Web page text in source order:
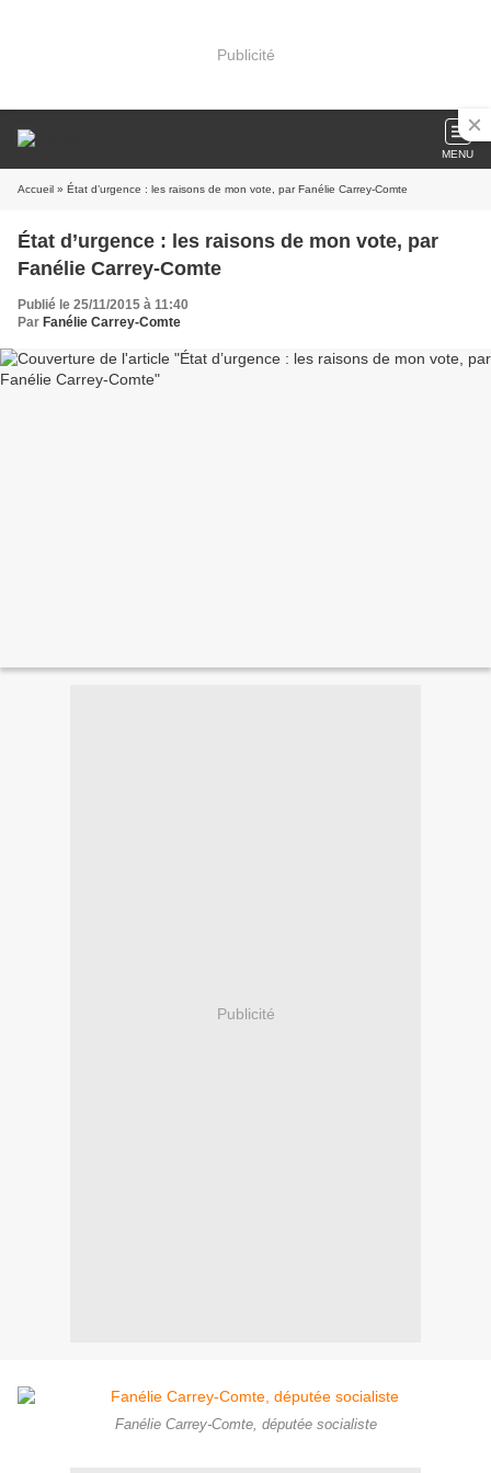
Publicité
MENU
Accueil » État d’urgence : les raisons de mon vote, par Fanélie Carrey-Comte
État d’urgence : les raisons de mon vote, par
Fanélie Carrey-Comte
Publié le 25/11/2015 à 11:40
Par Fanélie Carrey-Comte
Publicité
Fanélie Carrey-Comte, députée socialiste